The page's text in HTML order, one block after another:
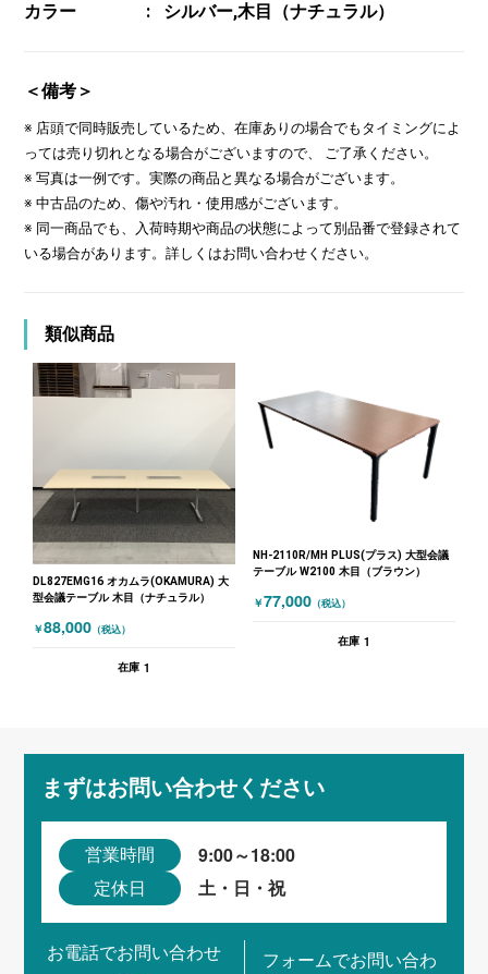
カラー シルバー,木目（ナチュラル）
＜備考＞
※ 店頭で同時販売しているため、在庫ありの場合でもタイミングによ
っては売り切れとなる場合がございますので、 ご了承ください。
※ 写真は一例です。実際の商品と異なる場合がございます。
※ 中古品のため、傷や汚れ・使用感がございます。
※ 同一商品でも、入荷時期や商品の状態によって別品番で登録されて
いる場合があります。詳しくはお問い合わせください。
類似商品
DL827EMG16 オカムラ(OKAMURA) 大
型会議テーブル 木目（ナチュラル）
￥88,000 （税込）
在庫 1
NH-2110R/MH PLUS(プラス) 大型会議
テーブル W2100 木目（ブラウン）
￥77,000 （税込）
在庫 1
まずはお問い合わせください
営業時間 9:00～18:00
定休日 土・日・祝
お電話でお問い合わせ
フォームでお問い合わ